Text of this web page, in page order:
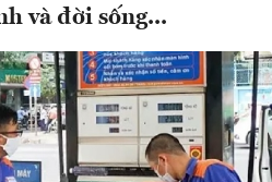
và đời sống...